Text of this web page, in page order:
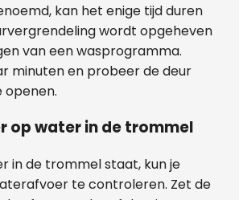
kan het enige tijd duren
wordt opgeheven
van een wasprogramma.
minuten en probeer de deur
openen.
op water in de trommel
in de trommel staat, kun je
te controleren. Zet de